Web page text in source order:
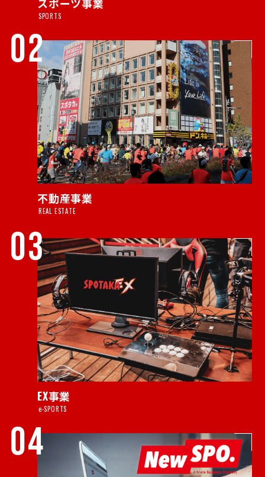
SPORTS
02
不動産事業
REAL ESTATE
03
EX事業
e-SPORTS
04